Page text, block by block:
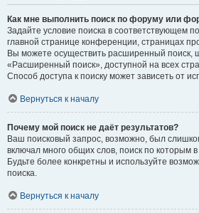
Как мне выполнить поиск по форуму или
Задайте условие поиска в соответствующем
главной странице конференции, страницах
Вы можете осуществить расширенный поиск,
«Расширенный поиск», доступной на всех
Способ доступа к поиску может зависеть от
Вернуться к началу
Почему мой поиск не даёт результатов?
Ваш поисковый запрос, возможно, был
включал много общих слов, поиск по которым
Будьте более конкретны и используйте
поиска.
Вернуться к началу